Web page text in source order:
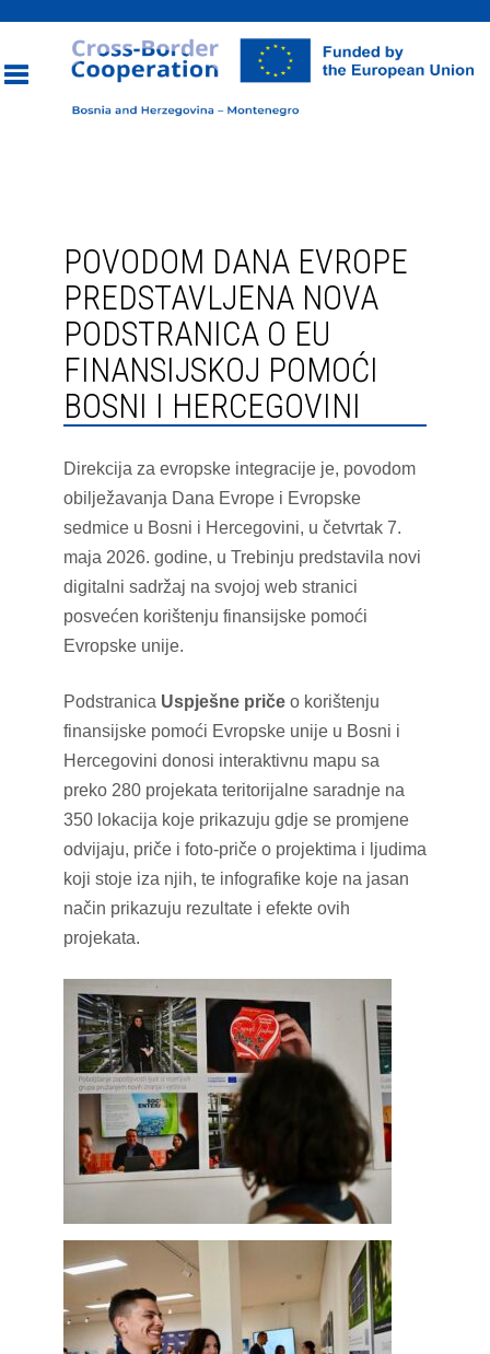
POVODOM DANA EVROPE
PREDSTAVLJENA NOVA
PODSTRANICA O EU
FINANSIJSKOJ POMOĆI
BOSNI I HERCEGOVINI
Direkcija za evropske integracije je, povodom
obilježavanja Dana Evrope i Evropske
sedmice u Bosni i Hercegovini, u četvrtak 7.
maja 2026. godine, u Trebinju predstavila novi
digitalni sadržaj na svojoj web stranici
posvećen korištenju finansijske pomoći
Evropske unije.
Podstranica Uspješne priče o korištenju
finansijske pomoći Evropske unije u Bosni i
Hercegovini donosi interaktivnu mapu sa
preko 280 projekata teritorijalne saradnje na
350 lokacija koje prikazuju gdje se promjene
odvijaju, priče i foto-priče o projektima i ljudima
koji stoje iza njih, te infografike koje na jasan
način prikazuju rezultate i efekte ovih
projekata.